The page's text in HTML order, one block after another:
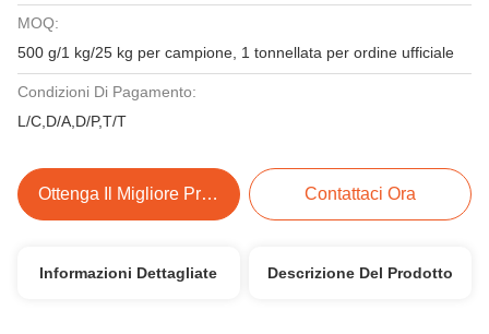
MOQ:
500 g/1 kg/25 kg per campione, 1 tonnellata per ordine ufficiale
Condizioni Di Pagamento:
L/C,D/A,D/P,T/T
Ottenga Il Migliore Prezzo Contattaci Ora
Informazioni Dettagliate Descrizione Del Prodotto